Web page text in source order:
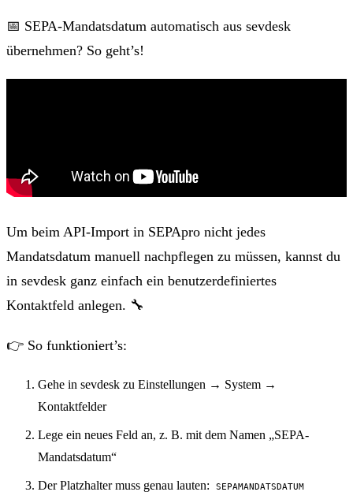
📅 SEPA-Mandatsdatum automatisch aus sevdesk
übernehmen? So geht’s!
Um beim API-Import in SEPApro nicht jedes
Mandatsdatum manuell nachpflegen zu müssen, kannst du
in sevdesk ganz einfach ein benutzerdefiniertes
Kontaktfeld anlegen. 🔧
👉 So funktioniert’s:
Gehe in sevdesk zu Einstellungen → System →
Kontaktfelder
Lege ein neues Feld an, z. B. mit dem Namen „SEPA-
Mandatsdatum“
Der Platzhalter muss genau lauten: SEPAMANDATSDATUM